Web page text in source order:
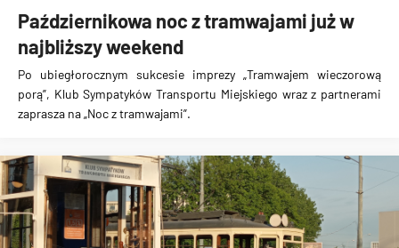
Październikowa noc z tramwajami już w
najbliższy weekend
Po ubiegłorocznym sukcesie imprezy „Tramwajem wieczorową
porą”, Klub Sympatyków Transportu Miejskiego wraz z partnerami
zaprasza na „Noc z tramwajami”.